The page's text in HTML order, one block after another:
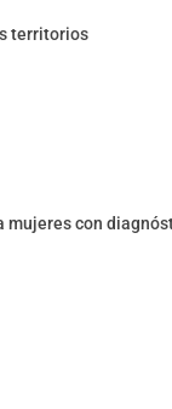
territorios
mujeres con